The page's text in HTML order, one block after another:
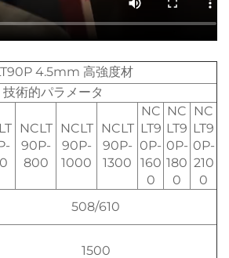
4.5mm 高強度材
技術的パラメータ
NCLT
90P-
800
NCLT
90P-
1000
NCLT
90P-
1300
NC
LT9
0P-
160
0
NC
LT9
0P-
180
0
NC
LT9
0P-
210
0
508/610
1500